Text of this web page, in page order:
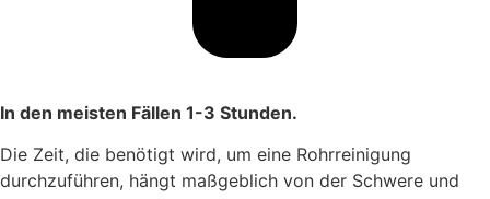
In den meisten Fällen 1-3 Stunden.
Die Zeit, die benötigt wird, um eine Rohrreinigung
durchzuführen, hängt maßgeblich von der Schwere und